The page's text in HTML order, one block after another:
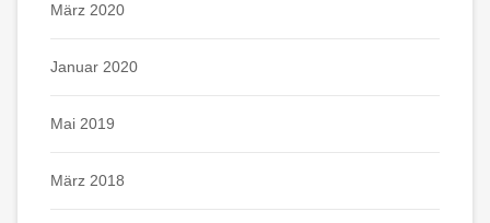
März 2020
Januar 2020
Mai 2019
März 2018